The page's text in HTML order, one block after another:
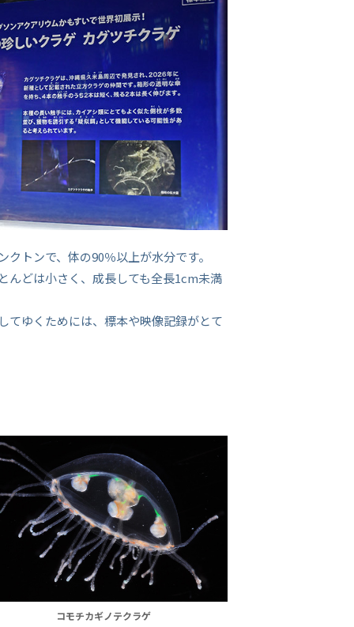
トンで、体の90％以上が水分です。
んどは小さく、成長しても全長1cm未満
てゆくためには、標本や映像記録がとて
コモチカギノテクラゲ